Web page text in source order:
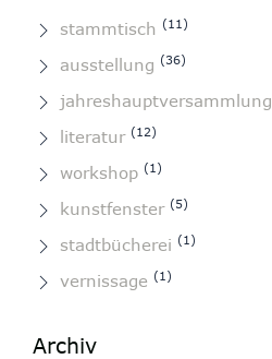
stammtisch (11)
ausstellung (36)
jahreshauptversammlung
literatur (12)
workshop (1)
kunstfenster (5)
stadtbücherei (1)
vernissage (1)
Archiv